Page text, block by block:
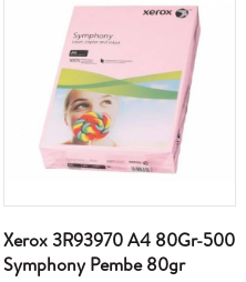
Xerox 3R93970 A4 80Gr-500
Symphony Pembe 80gr